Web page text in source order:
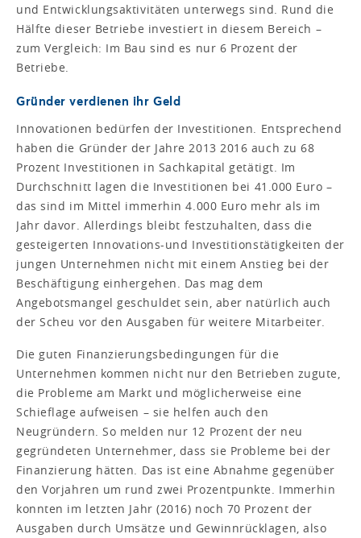
und Entwicklungsaktivitäten unterwegs sind. Rund die
Hälfte dieser Betriebe investiert in diesem Bereich –
zum Vergleich: Im Bau sind es nur 6 Prozent der
Betriebe.
Gründer verdienen ihr Geld
Innovationen bedürfen der Investitionen. Entsprechend
haben die Gründer der Jahre 2013 2016 auch zu 68
Prozent Investitionen in Sachkapital getätigt. Im
Durchschnitt lagen die Investitionen bei 41.000 Euro –
das sind im Mittel immerhin 4.000 Euro mehr als im
Jahr davor. Allerdings bleibt festzuhalten, dass die
gesteigerten Innovations-und Investitionstätigkeiten der
jungen Unternehmen nicht mit einem Anstieg bei der
Beschäftigung einhergehen. Das mag dem
Angebotsmangel geschuldet sein, aber natürlich auch
der Scheu vor den Ausgaben für weitere Mitarbeiter.
Die guten Finanzierungsbedingungen für die
Unternehmen kommen nicht nur den Betrieben zugute,
die Probleme am Markt und möglicherweise eine
Schieflage aufweisen – sie helfen auch den
Neugründern. So melden nur 12 Prozent der neu
gegründeten Unternehmer, dass sie Probleme bei der
Finanzierung hätten. Das ist eine Abnahme gegenüber
den Vorjahren um rund zwei Prozentpunkte. Immerhin
konnten im letzten Jahr (2016) noch 70 Prozent der
Ausgaben durch Umsätze und Gewinnrücklagen, also